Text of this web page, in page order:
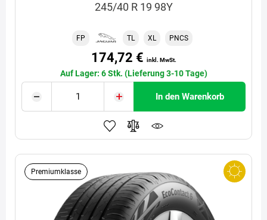
245/40 R 19 98Y
FP TL XL PNCS
174,72 € inkl. MwSt.
Auf Lager: 6 Stk. (Lieferung 3-10 Tage)
In den Warenkorb
Premiumklasse